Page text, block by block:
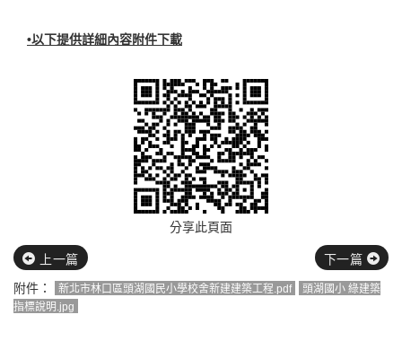
•以下提供詳細內容附件下載
分享此頁面
上一篇
下一篇
附件：
新北市林口區頭湖國民小學校舍新建建築工程.pdf
頭湖國小 綠建築
指標說明.jpg